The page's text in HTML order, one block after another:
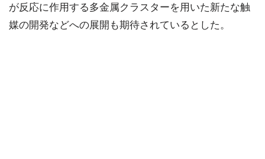
が反応に作用する多金属クラスターを用いた新たな触
媒の開発などへの展開も期待されているとした。